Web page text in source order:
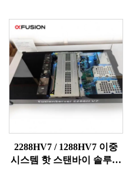
구매, 웹 장치, SSD, 네트워
2288HV7 / 1288HV7 이중
시스템 핫 스탠바이 솔루션